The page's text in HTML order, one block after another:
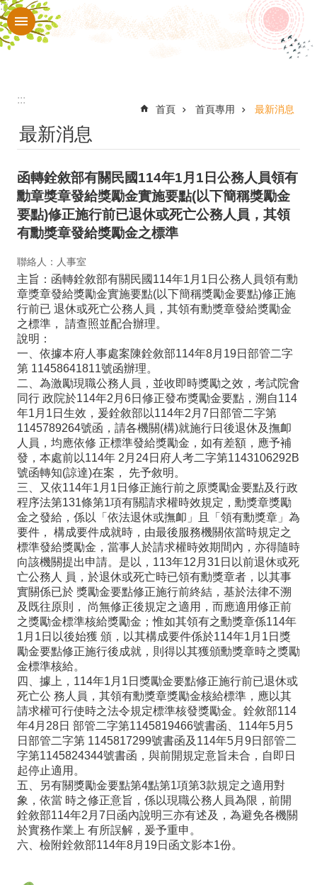
跳到主要內容區塊
進
認
校
入
口
站
行
政
處
室
政
業
務
行
政
專
區
學
生
專
區
數
位
學
資
源
檔
:::
:::
首頁 首頁專用 最新消息
最新消息
函轉銓敘部有關民國114年1月1日公務人員領有
勳章獎章發給獎勵金實施要點(以下簡稱獎勵金
要點)修正施行前已退休或死亡公務人員，其領
有勳獎章發給獎勵金之標準
聯絡人：人事室
主旨：函轉銓敘部有關民國114年1月1日公務人員領有勳
章獎章發給獎勵金實施要點(以下簡稱獎勵金要點)修正施
行前已 退休或死亡公務人員，其領有勳獎章發給獎勵金
之標準， 請查照並配合辦理。
說明：
一、依據本府人事處案陳銓敘部114年8月19日部管二字
第 11458641811號函辦理。
二、為激勵現職公務人員，並收即時獎勵之效，考試院會
同行 政院於114年2月6日修正發布獎勵金要點，溯自114
年1月1日生效，爰銓敘部以114年2月7日部管二字第
1145789264號函，請各機關(構)就施行日後退休及撫卹
人員，均應依修 正標準發給獎勵金，如有差額，應予補
發，本處前以114年 2月24日府人考二字第1143106292B
號函轉知(諒達)在案， 先予敘明。
三、又依114年1月1日修正施行前之原獎勵金要點及行政
程序法第131條第1項有關請求權時效規定，勳獎章獎勵
金之發給，係以「依法退休或撫卹」且「領有勳獎章」為
要件， 構成要件成就時，由最後服務機關依當時規定之
標準發給獎勵金，當事人於請求權時效期間內，亦得隨時
向該機關提出申請。是以，113年12月31日以前退休或死
亡公務人 員，於退休或死亡時已領有勳獎章者，以其事
實關係已於 獎勵金要點修正施行前終結，基於法律不溯
及既往原則， 尚無修正後規定之適用，而應適用修正前
之獎勵金標準核給獎勵金；惟如其領有之勳獎章係114年
1月1日以後始獲 頒，以其構成要件係於114年1月1日獎
勵金要點修正施行後成就，則得以其獲頒勳獎章時之獎勵
金標準核給。
四、據上，114年1月1日獎勵金要點修正施行前已退休或
死亡公 務人員，其領有勳獎章獎勵金核給標準，應以其
請求權可行使時之法令規定標準核發獎勵金。銓敘部114
年4月28日 部管二字第1145819466號書函、114年5月5
日部管二字第 1145817299號書函及114年5月9日部管二
字第1145824344號書函，與前開規定意旨未合，自即日
起停止適用。
五、另有關獎勵金要點第4點第1項第3款規定之適用對
象，依當 時之修正意旨，係以現職公務人員為限，前開
銓敘部114年2月7日函內說明三亦有述及，為避免各機關
於實務作業上 有所誤解，爰予重申。
六、檢附銓敘部114年8月19日函文影本1份。